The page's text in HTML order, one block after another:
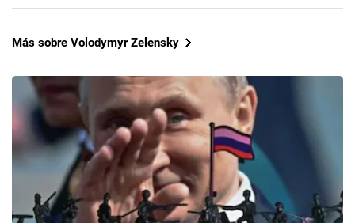
Más sobre Volodymyr Zelensky